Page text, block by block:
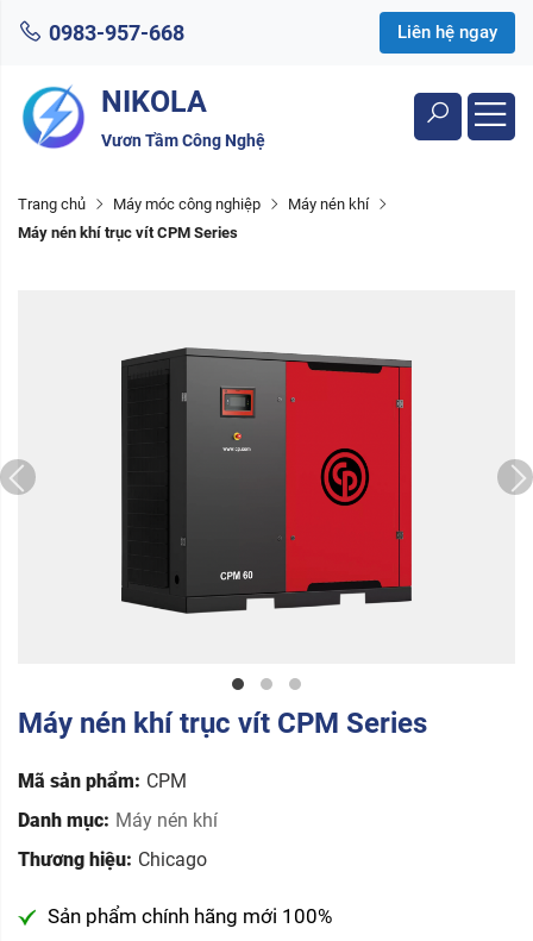
0983-957-668 Liên hệ ngay
NIKOLA
Vươn Tầm Công Nghệ
Trang chủ Máy móc công nghiệp
Máy nén khí
Máy nén khí trục vít CPM Series
Máy nén khí trục vít CPM Series
Mã sản phẩm: CPM
Danh mục: Máy nén khí
Thương hiệu: Chicago
Sản phẩm chính hãng mới 100%